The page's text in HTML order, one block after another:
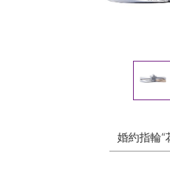
婚約指輪“